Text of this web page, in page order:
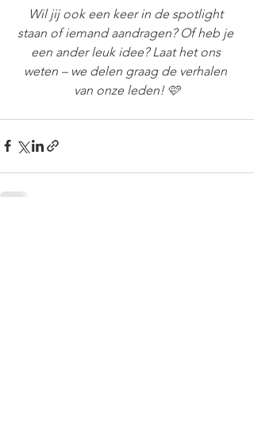
Wil jij ook een keer in de spotlight
staan of iemand aandragen? Of heb je
een ander leuk idee? Laat het ons
weten – we delen graag de verhalen
van onze leden! 🩷